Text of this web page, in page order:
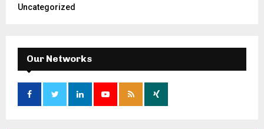
Uncategorized
Our Networks